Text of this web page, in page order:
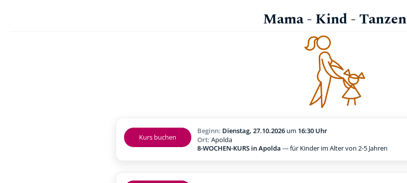
Mama - Kind - Tanzen
Kurs buchen
Beginn: Dienstag, 27.10.2026 um 16:30 Uhr
Ort: Apolda
8-WOCHEN-KURS in Apolda --- für Kinder im Alter von 2-5 Jahren